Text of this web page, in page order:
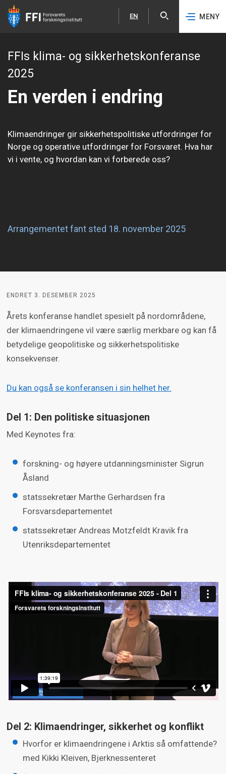
Hopp til hovedinnhold
EN
English MENY
FFIs klima- og sikkerhetskonferanse
2025
En verden i endring
Klimaendringer gir sikkerhetspolitiske utfordringer for
Norge og operative utfordringer for Forsvaret. Hva har
vi i vente, og hvordan kan vi forberede oss?
Arrangementet fant sted 18. november 2025
ENDRET 3. DESEMBER 2025
Årets konferanse handlet spesielt på nordområdene,
der klimaendringene vil være særlig merkbare og kan få
betydelige geopolitiske og sikkerhetspolitiske
konsekvenser.
Du kan også se konferansen i sin helhet her.
Del 1: Den politiske situasjonen
Med Keynotes fra:
forskning- og høyere utdanningsminister Sigrun
Åsland
statssekretær Marthe Gerhardsen fra
Forsvarsdepartementet
statssekretær Andreas Motzfeldt Kravik fra
Utenriksdepartementet
Del 2: Klimaendringer, sikkerhet og konflikt
Hvorfor er klimaendringene i Arktis så omfattende?
med Kikki Kleiven, Bjerknessenteret